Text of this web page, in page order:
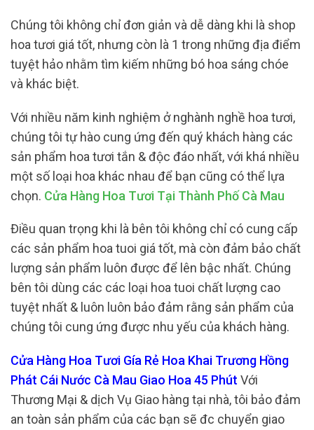
Chúng tôi không chỉ đơn giản và dễ dàng khi là shop
hoa tươi giá tốt, nhưng còn là 1 trong những địa điểm
tuyệt hảo nhằm tìm kiếm những bó hoa sáng chóe
và khác biệt.
Với nhiều năm kinh nghiệm ở nghành nghề hoa tươi,
chúng tôi tự hào cung ứng đến quý khách hàng các
sản phẩm hoa tươi tắn & độc đáo nhất, với khá nhiều
một số loại hoa khác nhau để bạn cũng có thể lựa
chọn. Cửa Hàng Hoa Tươi Tại Thành Phố Cà Mau
Điều quan trọng khi là bên tôi không chỉ có cung cấp
các sản phẩm hoa tuoi giá tốt, mà còn đảm bảo chất
lượng sản phẩm luôn được để lên bậc nhất. Chúng
bên tôi dùng các các loại hoa tuoi chất lượng cao
tuyệt nhất & luôn luôn bảo đảm rằng sản phẩm của
chúng tôi cung ứng được nhu yếu của khách hàng.
Cửa Hàng Hoa Tươi Gía Rẻ Hoa Khai Trương Hồng
Phát Cái Nước Cà Mau Giao Hoa 45 Phút Với
Thương Mại & dịch Vụ Giao hàng tại nhà, tôi bảo đảm
an toàn sản phẩm của các bạn sẽ đc chuyển giao